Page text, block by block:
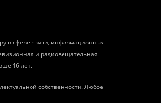
в сфере связи, информационных
и радиовещательная
16 лет.
собственности. Любое